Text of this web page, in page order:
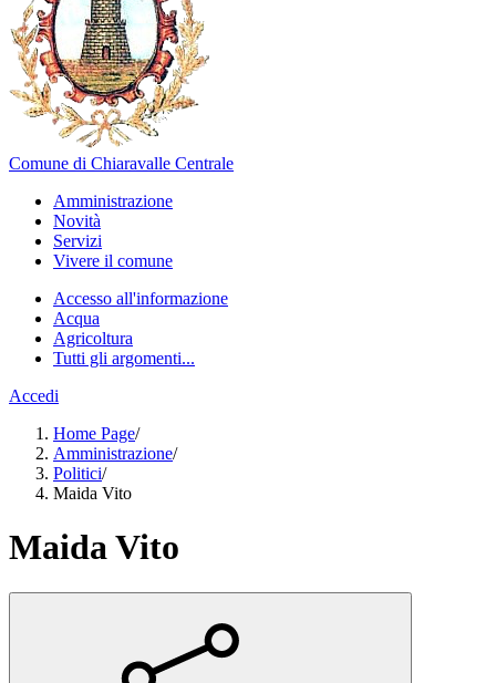
Comune di Chiaravalle Centrale
Amministrazione
Novità
Servizi
Vivere il comune
Accesso all'informazione
Acqua
Agricoltura
Tutti gli argomenti...
Accedi
Home Page/
Amministrazione/
Politici/
Maida Vito
Maida Vito